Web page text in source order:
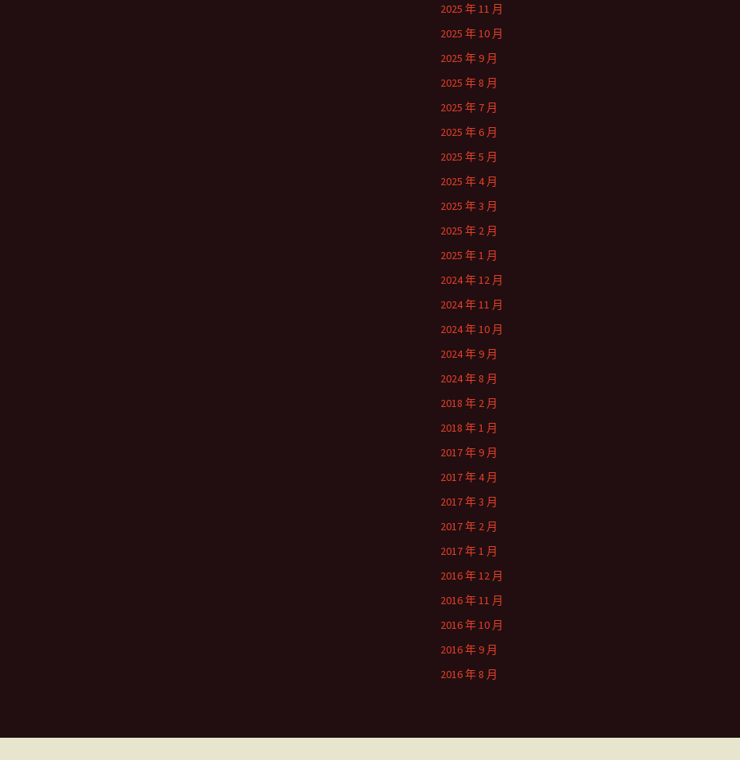
2025 年 11 月
2025 年 10 月
2025 年 9 月
2025 年 8 月
2025 年 7 月
2025 年 6 月
2025 年 5 月
2025 年 4 月
2025 年 3 月
2025 年 2 月
2025 年 1 月
2024 年 12 月
2024 年 11 月
2024 年 10 月
2024 年 9 月
2024 年 8 月
2018 年 2 月
2018 年 1 月
2017 年 9 月
2017 年 4 月
2017 年 3 月
2017 年 2 月
2017 年 1 月
2016 年 12 月
2016 年 11 月
2016 年 10 月
2016 年 9 月
2016 年 8 月